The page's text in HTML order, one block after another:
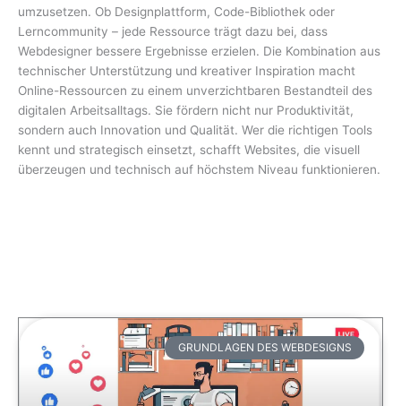
umzusetzen. Ob Designplattform, Code-Bibliothek oder
Lerncommunity – jede Ressource trägt dazu bei, dass
Webdesigner bessere Ergebnisse erzielen. Die Kombination aus
technischer Unterstützung und kreativer Inspiration macht
Online-Ressourcen zu einem unverzichtbaren Bestandteil des
digitalen Arbeitsalltags. Sie fördern nicht nur Produktivität,
sondern auch Innovation und Qualität. Wer die richtigen Tools
kennt und strategisch einsetzt, schafft Websites, die visuell
überzeugen und technisch auf höchstem Niveau funktionieren.
GRUNDLAGEN DES WEBDESIGNS